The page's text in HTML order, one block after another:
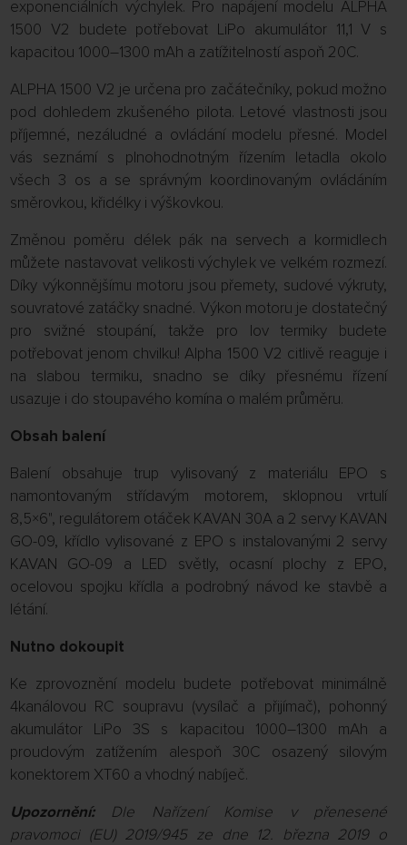
exponenciálních výchylek. Pro napájení modelu ALPHA
1500 V2 budete potřebovat LiPo akumulátor 11,1 V s
kapacitou 1000–1300 mAh a zatížitelností aspoň 20C.
ALPHA 1500 V2 je určena pro začátečníky, pokud možno
pod dohledem zkušeného pilota. Letové vlastnosti jsou
příjemné, nezáludné a ovládání modelu přesné. Model
vás seznámí s plnohodnotným řízením letadla okolo
všech 3 os a se správným koordinovaným ovládáním
směrovkou, křidélky i výškovkou.
Změnou poměru délek pák na servech a kormidlech
můžete nastavovat velikosti výchylek ve velkém rozmezí.
Díky výkonnějšímu motoru jsou přemety, sudové výkruty,
souvratové zatáčky snadné. Výkon motoru je dostatečný
pro svižné stoupání, takže pro lov termiky budete
potřebovat jenom chvilku! Alpha 1500 V2 citlivě reaguje i
na slabou termiku, snadno se díky přesnému řízení
usazuje i do stoupavého komína o malém průměru.
Obsah balení
Balení obsahuje trup vylisovaný z materiálu EPO s
namontovaným střídavým motorem, sklopnou vrtulí
8,5×6", regulátorem otáček KAVAN 30A a 2 servy KAVAN
GO-09, křídlo vylisované z EPO s instalovanými 2 servy
KAVAN GO-09 a LED světly, ocasní plochy z EPO,
ocelovou spojku křídla a podrobný návod ke stavbě a
létání.
Nutno dokoupit
Ke zprovoznění modelu budete potřebovat minimálně
4kanálovou RC soupravu (vysílač a přijímač), pohonný
akumulátor LiPo 3S s kapacitou 1000–1300 mAh a
proudovým zatížením alespoň 30C osazený silovým
konektorem XT60 a vhodný nabíječ.
Upozornění:Dle Nařízení Komise v přenesené
pravomoci (EU) 2019/945 ze dne 12. března 2019 o